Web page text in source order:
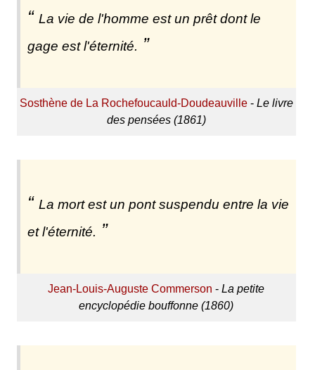
La vie de l'homme est un prêt dont le
gage est l'éternité.
Sosthène de La Rochefoucauld-Doudeauville- Le livre
des pensées (1861)
La mort est un pont suspendu entre la vie
et l'éternité.
Jean-Louis-Auguste Commerson -La petite
encyclopédie bouffonne (1860)